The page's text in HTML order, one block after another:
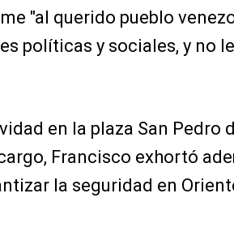
"al querido pueblo
políticas y sociales, y no
en la plaza San Pedro
Francisco exhortó
la seguridad en